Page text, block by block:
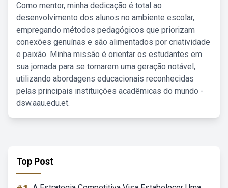
Como mentor, minha dedicação é total ao
desenvolvimento dos alunos no ambiente escolar,
empregando métodos pedagógicos que priorizam
conexões genuínas e são alimentados por criatividade
e paixão. Minha missão é orientar os estudantes em
sua jornada para se tornarem uma geração notável,
utilizando abordagens educacionais reconhecidas
pelas principais instituições acadêmicas do mundo -
dsw.aau.edu.et.
Top Post